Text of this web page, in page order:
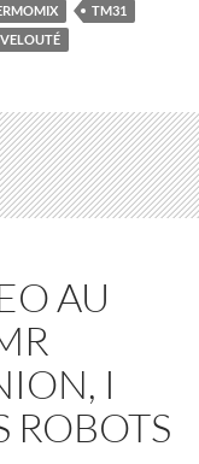
TM31
VELOUTÉ
AU
I
ROBOTS